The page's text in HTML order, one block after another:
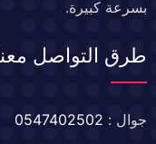
بسرعة كبيرة.
طرق التواصل
جوال : 0547402502